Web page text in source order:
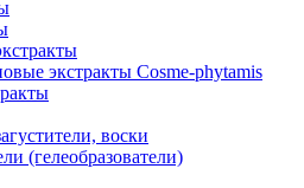
экстракты Cosme-phytamis
воски
(гелеобразователи)